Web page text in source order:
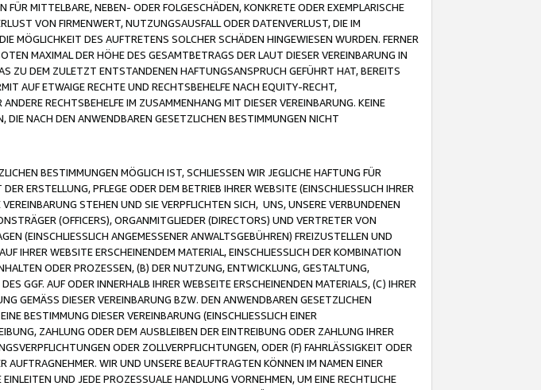
MITTELBARE, NEBEN- ODER FOLGESCHÄDEN, KONKRETE ODER EXEMPLARISCHE
VON FIRMENWERT, NUTZUNGSAUSFALL ODER DATENVERLUST, DIE IM
MÖGLICHKEIT DES AUFTRETENS SOLCHER SCHÄDEN HINGEWIESEN WURDEN. FERNER
MAXIMAL DER HÖHE DES GESAMTBETRAGS DER LAUT DIESER VEREINBARUNG IN
ZU DEM ZULETZT ENTSTANDENEN HAFTUNGSANSPRUCH GEFÜHRT HAT, BEREITS
AUF ETWAIGE RECHTE UND RECHTSBEHELFE NACH EQUITY-RECHT,
RECHTSBEHELFE IM ZUSAMMENHANG MIT DIESER VEREINBARUNG. KEINE
NACH DEN ANWENDBAREN GESETZLICHEN BESTIMMUNGEN NICHT
BESTIMMUNGEN MÖGLICH IST, SCHLIESSEN WIR JEGLICHE HAFTUNG FÜR
ERSTELLUNG, PFLEGE ODER DEM BETRIEB IHRER WEBSITE (EINSCHLIESSLICH IHRER
STEHEN UND SIE VERPFLICHTEN SICH, UNS, UNSERE VERBUNDENEN
(OFFICERS), ORGANMITGLIEDER (DIRECTORS) UND VERTRETER VON
(EINSCHLIESSLICH ANGEMESSENER ANWALTSGEBÜHREN) FREIZUSTELLEN UND
IHRER WEBSITE ERSCHEINENDEM MATERIAL, EINSCHLIESSLICH DER KOMBINATION
ODER PROZESSEN, (B) DER NUTZUNG, ENTWICKLUNG, GESTALTUNG,
GGF. AUF ODER INNERHALB IHRER WEBSEITE ERSCHEINENDEN MATERIALS, (C) IHRER
GEMÄSS DIESER VEREINBARUNG BZW. DEN ANWENDBAREN GESETZLICHEN
BESTIMMUNG DIESER VEREINBARUNG (EINSCHLIESSLICH EINER
ZAHLUNG ODER DEM AUSBLEIBEN DER EINTREIBUNG ODER ZAHLUNG IHRER
ODER ZOLLVERPFLICHTUNGEN, ODER (F) FAHRLÄSSIGKEIT ODER
WIR UND UNSERE BEAUFTRAGTEN KÖNNEN IM NAMEN EINER
UND JEDE PROZESSUALE HANDLUNG VORNEHMEN, UM EINE RECHTLICHE